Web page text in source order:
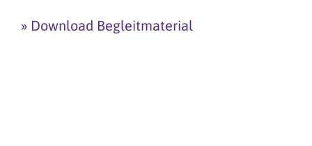
» Download Begleitmaterial